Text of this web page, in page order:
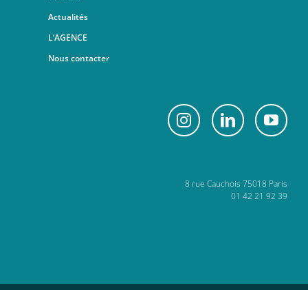
Actualités
L’AGENCE
Nous contacter
8 rue Cauchois 75018 Paris
01 42 21 92 39